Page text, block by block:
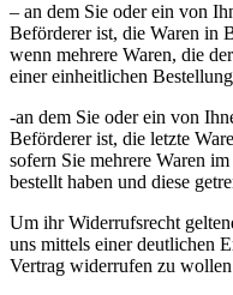
– an dem Sie oder ein von
Beförderer ist, die Waren in
wenn mehrere Waren, die
einer einheitlichen
-an dem Sie oder ein von
Beförderer ist, die letzte
sofern Sie mehrere Waren
bestellt haben und diese
Um ihr Widerrufsrecht
uns mittels einer deutlichen
Vertrag widerrufen zu